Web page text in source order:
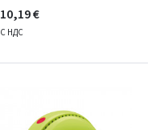
10,19 €
С НДС